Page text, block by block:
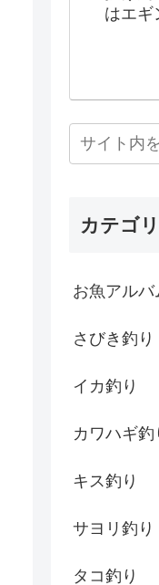
はエギ
カテゴ
お魚アルバ
さびき釣り
イカ釣り
カワハギ釣
キス釣り
サヨリ釣り
タコ釣り